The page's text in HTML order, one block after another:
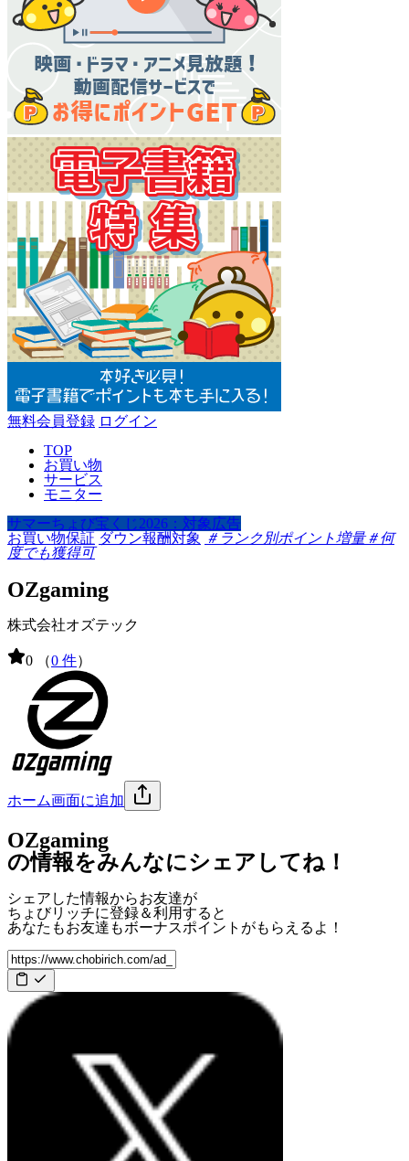
無料会員登録 ログイン
TOP
お買い物
サービス
モニター
サマーちょび宝くじ2026：対象広告
お買い物保証 ダウン報酬対象 ＃ランク別ポイント増量＃何
度でも獲得可
OZgaming
株式会社オズテック
0 （0 件）
ホーム画面に追加
OZgaming
の情報をみんなにシェアしてね！
シェアした情報からお友達が
ちょびリッチに登録＆利用すると
あなたもお友達もボーナスポイント がもらえるよ！